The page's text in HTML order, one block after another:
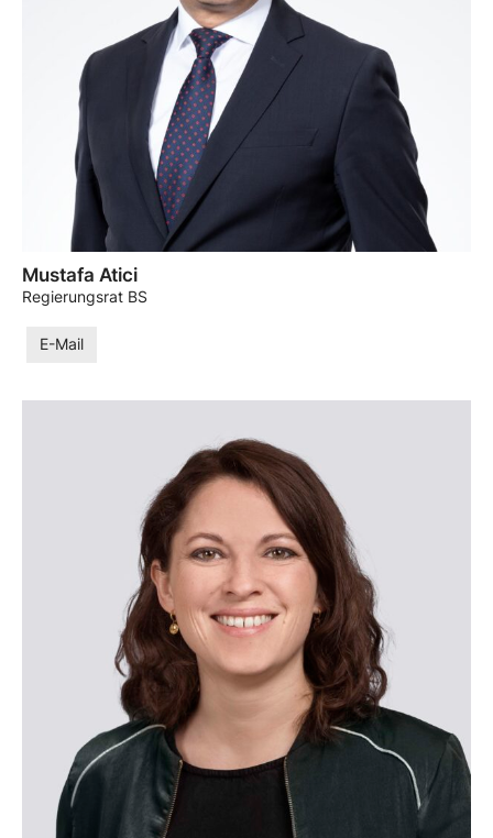
Mustafa Atici
Regierungsrat BS
E-Mail